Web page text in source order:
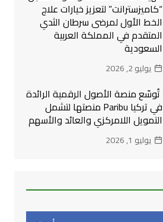
“كاميزسترانت” لتعزيز خيارات علاج
الخط الأول لمرضى سرطان الثدي
المتقدم في المملكة العربية
السعودية
يوليو 2, 2026
تُوسّع منصة الأصول الرقمية الرائدة
في تركيا Paribu منصتها لتشمل
التمويل اللامركزي والعائد والأسهم
يوليو 1, 2026